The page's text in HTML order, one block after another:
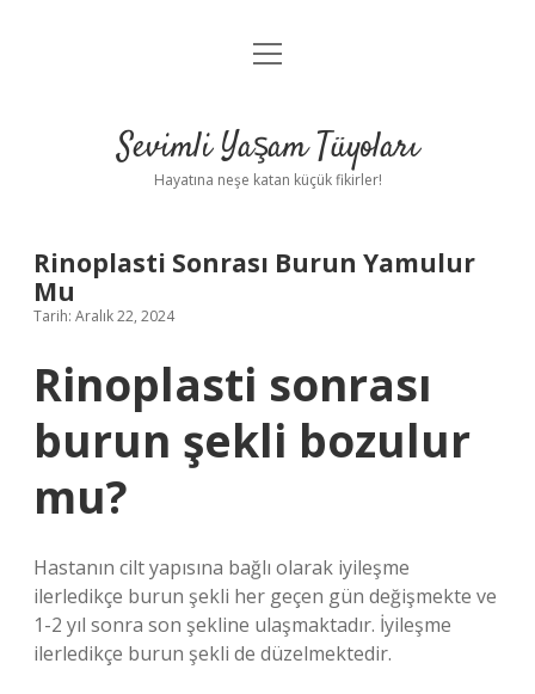
Anasayfa
Yasal Uyarı
menüyü
Sevimli Yaşam Tüyoları
Hayatına neşe katan küçük fikirler!
Rinoplasti Sonrası Burun Yamulur
Mu
Tarih: Aralık 22, 2024
Rinoplasti sonrası
burun şekli bozulur
mu?
Hastanın cilt yapısına bağlı olarak iyileşme
ilerledikçe burun şekli her geçen gün değişmekte ve
1-2 yıl sonra son şekline ulaşmaktadır. İyileşme
ilerledikçe burun şekli de düzelmektedir.